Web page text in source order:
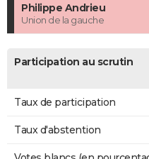
Philippe Andrieu
Union de la gauche
Participation au scrutin
Taux de participation
Taux d'abstention